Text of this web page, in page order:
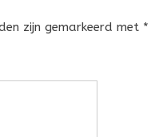
zijn gemarkeerd met *